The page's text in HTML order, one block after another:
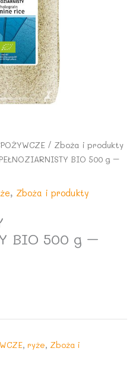
/ Zboża i produkty
BIO 500 g –
, Zboża i produkty
BIO 500 g –
, ryże, Zboża i